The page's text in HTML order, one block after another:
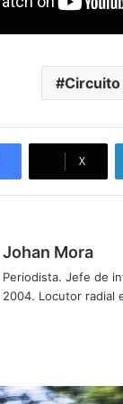
Circuito
X
Johan Mora
Periodista. Jefe de
2004. Locutor radial
ok
e
m